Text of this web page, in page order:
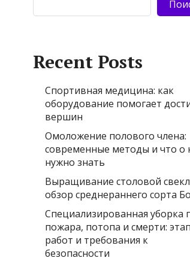
Recent Posts
Спортивная медицина: как
оборудование помогает
вершин
Омоложение полового члена:
современные методы и что о
нужно знать
Выращивание столовой
обзор среднераннего сорта
Специализированная уборка
пожара, потопа и смерти:
работ и требования к
безопасности